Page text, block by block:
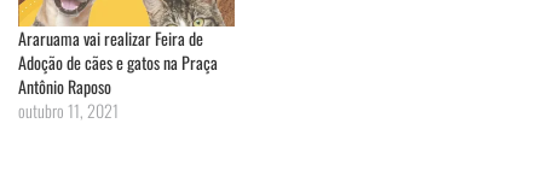
Araruama vai realizar Feira de
Adoção de cães e gatos na Praça
Antônio Raposo
outubro 11, 2021